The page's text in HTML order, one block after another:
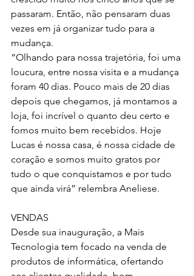
passaram. Então, não pensaram duas
vezes em já organizar tudo para a
mudança.
“Olhando para nossa trajetória, foi uma
loucura, entre nossa visita e a mudança
foram 40 dias. Pouco mais de 20 dias
depois que chegamos, já montamos a
loja, foi incrível o quanto deu certo e
fomos muito bem recebidos. Hoje
Lucas é nossa casa, é nossa cidade de
coração e somos muito gratos por
tudo o que conquistamos e por tudo
que ainda virá” relembra Aneliese.
VENDAS
Desde sua inauguração, a Mais
Tecnologia tem focado na venda de
produtos de informática, ofertando